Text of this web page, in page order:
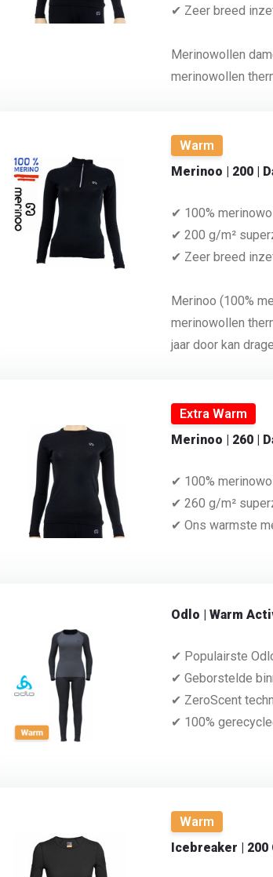
✔ Zeer breed
Merinowollen
merinowollen
Warm
Merinoo | 200 |
✔ 100%
✔ 200 g/m²
✔ Zeer breed
Merinoo (100%
merinowollen
jaar door kan
Extra Warm
Merinoo | 260 |
✔ 100%
✔ 260 g/m²
✔ Ons warmste
Odlo | Warm
✔ Populairste
✔ Geborstelde
✔ ZeroScent
✔ 100%
Warm
Icebreaker |